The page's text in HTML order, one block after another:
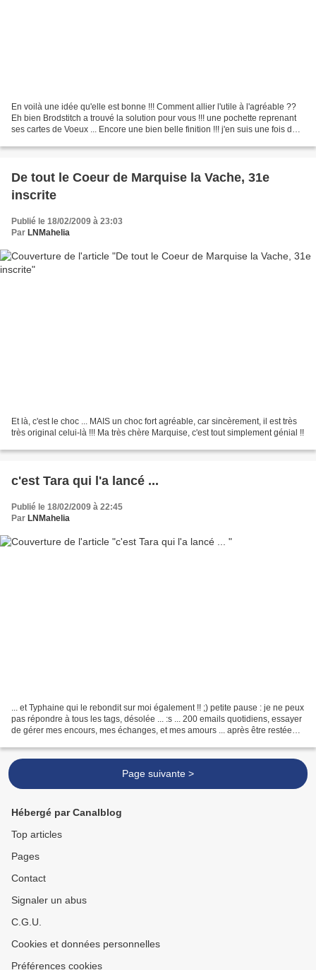
En voilà une idée qu'elle est bonne !!! Comment allier l'utile à l'agréable ??
Eh bien Brodstitch a trouvé la solution pour vous !!! une pochette reprenant
ses cartes de Voeux ... Encore une bien belle finition !!! j'en suis une fois de
De tout le Coeur de Marquise la Vache, 31e
inscrite
Publié le 18/02/2009 à 23:03
Par LNMahelia
Et là, c'est le choc ... MAIS un choc fort agréable, car sincèrement, il est très
très original celui-là !!! Ma très chère Marquise, c'est tout simplement génial !!
c'est Tara qui l'a lancé ...
Publié le 18/02/2009 à 22:45
Par LNMahelia
... et Typhaine qui le rebondit sur moi également !! ;) petite pause : je ne peux
pas répondre à tous les tags, désolée ... :s ... 200 emails quotidiens, essayer
de gérer mes encours, mes échanges, et mes amours ... après être restée
Page suivante >
Hébergé par Canalblog
Top articles
Pages
Contact
Signaler un abus
C.G.U.
Cookies et données personnelles
Préférences cookies